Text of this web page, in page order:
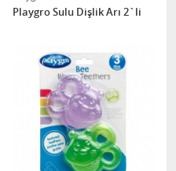
Playgro Sulu Dişlik Arı 2`li